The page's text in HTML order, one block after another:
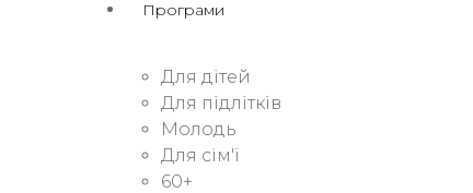
Програми
Для дітей
Для підлітків
Молодь
Для сім'ї
60+